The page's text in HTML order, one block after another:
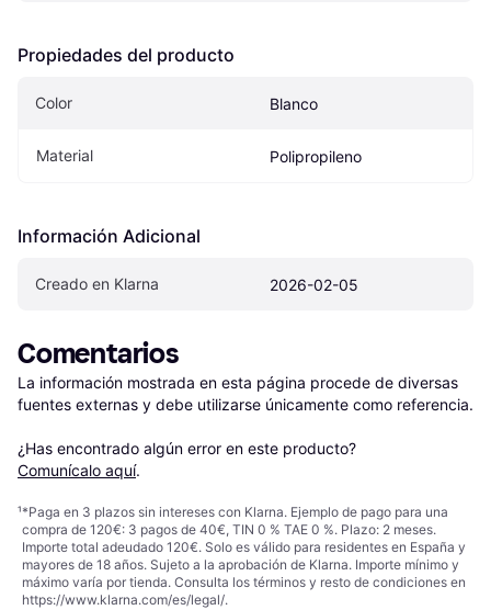
Propiedades del producto
Color Blanco
Material Polipropileno
Información Adicional
Creado en Klarna 2026-02-05
Comentarios
La información mostrada en esta página procede de diversas
fuentes externas y debe utilizarse únicamente como referencia.
¿Has encontrado algún error en este producto?
Comunícalo aquí.
¹*Paga en 3 plazos sin intereses con Klarna. Ejemplo de pago para una
compra de 120€: 3 pagos de 40€, TIN 0 % TAE 0 %. Plazo: 2 meses.
Importe total adeudado 120€. Solo es válido para residentes en España y
mayores de 18 años. Sujeto a la aprobación de Klarna. Importe mínimo y
máximo varía por tienda. Consulta los términos y resto de condiciones en
https://www.klarna.com/es/legal/.